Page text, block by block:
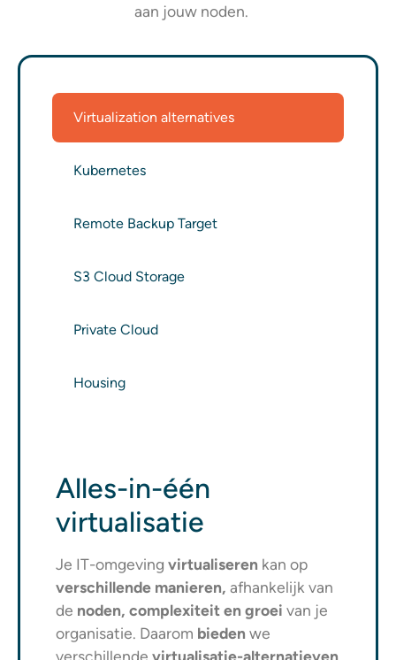
aan jouw noden.
Virtualization alternatives
Kubernetes
Remote Backup Target
S3 Cloud Storage
Private Cloud
Housing
Alles-in-één
virtualisatie
Je IT-omgeving virtualiseren kan op
verschillende manieren, afhankelijk van
de noden, complexiteit en groei van je
organisatie. Daarom bieden we
verschillende virtualisatie-alternatieven